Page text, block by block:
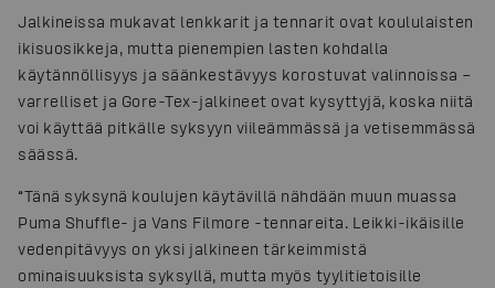
Jalkineissa mukavat lenkkarit ja tennarit ovat koululaisten
ikisuosikkeja, mutta pienempien lasten kohdalla
käytännöllisyys ja säänkestävyys korostuvat valinnoissa –
varrelliset ja Gore-Tex-jalkineet ovat kysyttyjä, koska niitä
voi käyttää pitkälle syksyyn viileämmässä ja vetisemmässä
säässä.
“Tänä syksynä koulujen käytävillä nähdään muun muassa
Puma Shuffle- ja Vans Filmore -tennareita. Leikki-ikäisille
vedenpitävyys on yksi jalkineen tärkeimmistä
ominaisuuksista syksyllä, mutta myös tyylitietoisille